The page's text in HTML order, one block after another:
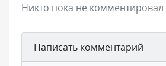
Никто пока не комментировал
Написать комментарий